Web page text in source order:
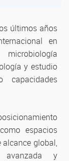
últimos años
en
y estudio
capacidades
espacios
alcance global,
avanzada y